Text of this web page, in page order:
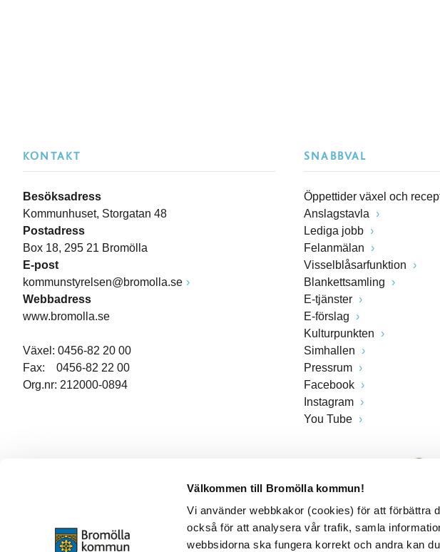
Välkommen till Bromölla kommun!
Vi använder webbkakor (cookies) för att förbättra
också för att analysera vår trafik, samla
webbsidorna ska fungera korrekt och andra kan
KONTAKT
Besöksadress
Kommunhuset, Storgatan 48
Postadress
Box 18, 295 21 Bromölla
E-post
kommunstyrelsen@bromolla.se
Webbadress
www.bromolla.se
Växel: 0456-82 20 00
Fax: 0456-82 22 00
Org.nr: 212000-0894
SNABBVAL
Öppettider växel och
Anslagstavla
Lediga jobb
Felanmälan
Visselblåsarfunktion
Blankettsamling
E-tjänster
E-förslag
Kulturpunkten
Simhallen
Pressrum
Facebook
Instagram
You Tube